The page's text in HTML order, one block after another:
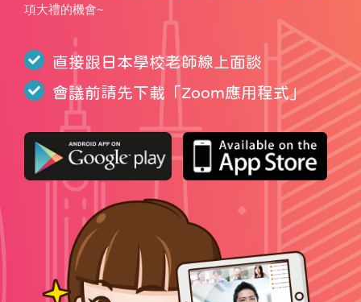
項大禮的機會~
直接跟日本學校老師線上面談
會議前請先下載「 Zoom應用程式」